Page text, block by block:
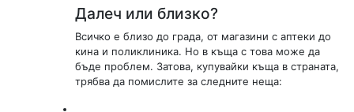
Далеч или близко?
Всичко е близо до града, от магазини с аптеки до
кина и поликлиника. Но в къща с това може да
бъде проблем. Затова, купувайки къща в страната,
трябва да помислите за следните неща: